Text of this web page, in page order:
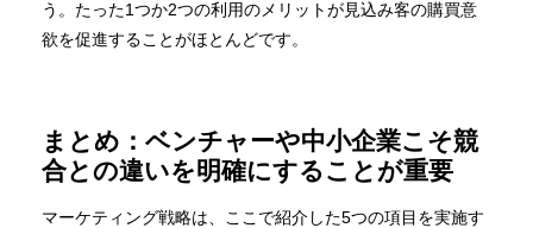
う。たった1つか2つの利用のメリットが見込み客の購買意
欲を促進することがほとんどです。
まとめ：ベンチャーや中小企業こそ競
合との違いを明確にすることが重要
マーケティング戦略は、ここで紹介した5つの項目を実施す